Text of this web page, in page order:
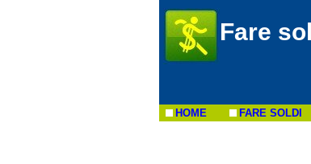
Fare
HOME FARE SOLDI